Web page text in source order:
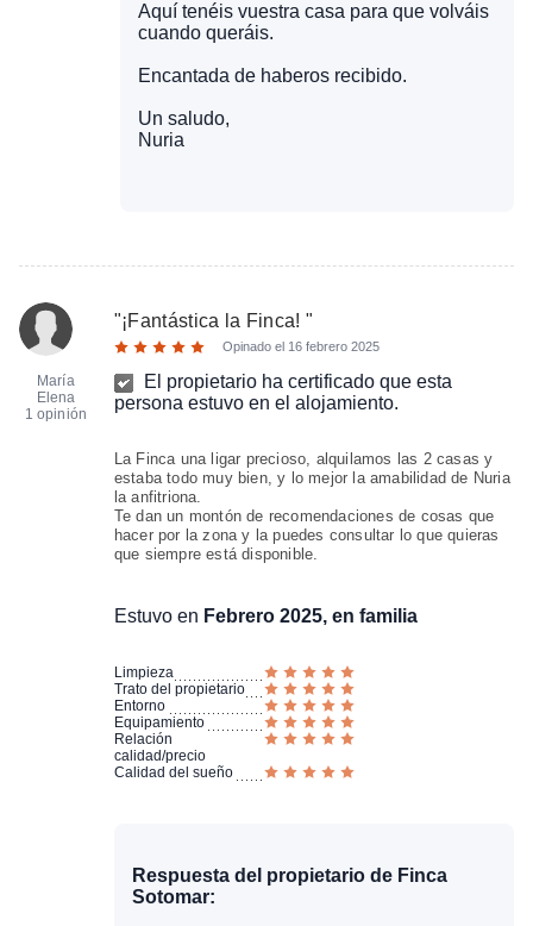
Aquí tenéis vuestra casa para que volváis
cuando queráis.
Encantada de haberos recibido.
Un saludo,
Nuria
María
Elena
1 opinión
"¡Fantástica la Finca! "
Opinado el 16 febrero 2025
El propietario ha certificado que esta
persona estuvo en el alojamiento.
La Finca una ligar precioso, alquilamos las 2 casas y
estaba todo muy bien, y lo mejor la amabilidad de Nuria
la anfitriona.
Te dan un montón de recomendaciones de cosas que
hacer por la zona y la puedes consultar lo que quieras
que siempre está disponible.
Estuvo en Febrero 2025, en familia
Limpieza
Trato del propietario
Entorno
Equipamiento
Relación
calidad/precio
Calidad del sueño
Respuesta del propietario de Finca
Sotomar: